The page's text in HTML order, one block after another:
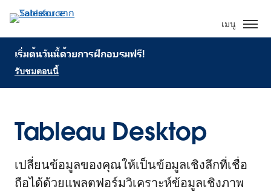
เมนู
เริ่มต้นวันนี้ด้วยการฝึกอบรมฟรี!
รับชมตอนนี้
Tableau Desktop
เปลี่ยนข้อมูลของคุณให้เป็นข้อมูลเชิงลึกที่เชื่อ
ถือได้ด้วยแพลตฟอร์มวิเคราะห์ข้อมูลเชิงภาพ